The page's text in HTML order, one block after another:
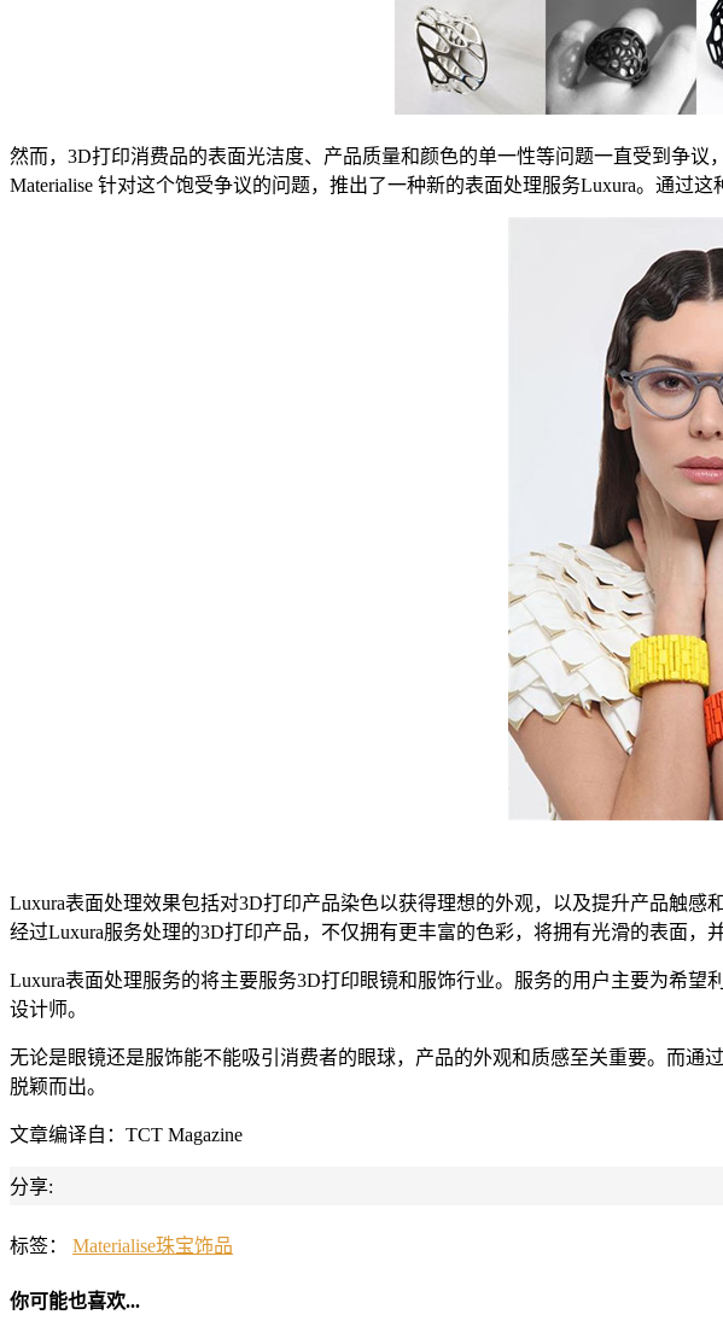
然而，3D打印消费品的表面光洁度、产品质量和颜色的单一性等问题一直受到争
Materialise 针对这个饱受争议的问题，推出了一种新的表面处理服务Luxura。通过
Luxura表面处理效果包括对3D打印产品染色以获得理想的外观，以及提升产品触
经过Luxura服务处理的3D打印产品，不仅拥有更丰富的色彩，将拥有光滑的表面，
Luxura表面处理服务的将主要服务3D打印眼镜和服饰行业。服务的用户主要为希
设计师。
无论是眼镜还是服饰能不能吸引消费者的眼球，产品的外观和质感至关重要。而
脱颖而出。
文章编译自：TCT Magazine
分享:
标签： Materialise珠宝饰品
你可能也喜欢...